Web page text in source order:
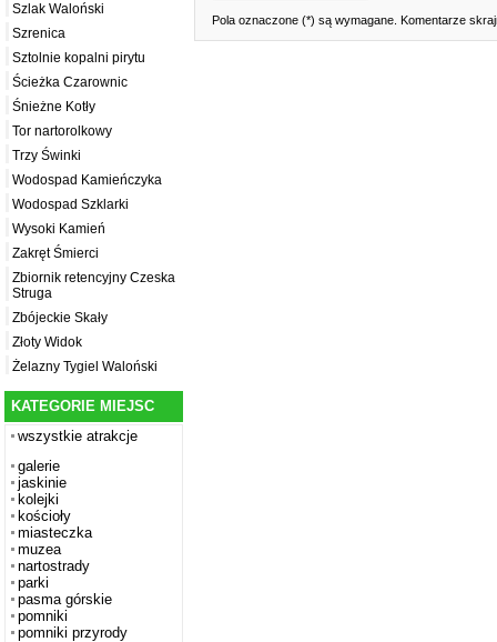
Szlak Waloński
Szrenica
Sztolnie kopalni pirytu
Ścieżka Czarownic
Śnieżne Kotły
Tor nartorolkowy
Trzy Świnki
Wodospad Kamieńczyka
Wodospad Szklarki
Wysoki Kamień
Zakręt Śmierci
Zbiornik retencyjny Czeska
Struga
Zbójeckie Skały
Złoty Widok
Żelazny Tygiel Waloński
KATEGORIE MIEJSC
wszystkie atrakcje
galerie
jaskinie
kolejki
kościoły
miasteczka
muzea
nartostrady
parki
pasma górskie
pomniki
pomniki przyrody
Pola oznaczone (*) są wymagane. Komentarze